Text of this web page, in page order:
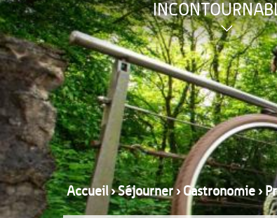
Accueil›Séjourner› Gastronomie ›